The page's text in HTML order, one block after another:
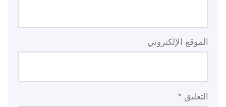
الموقع الإلكتروني
التعليق *